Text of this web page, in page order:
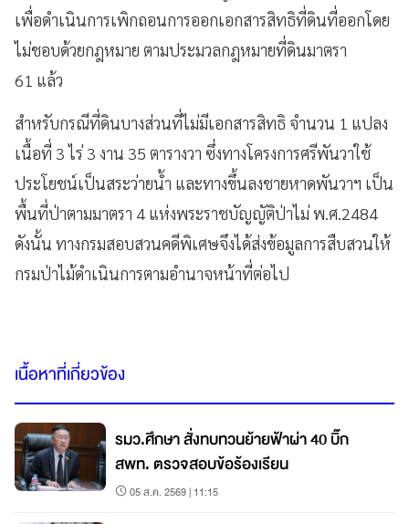
เพื่อดำเนินการเพิกถอนการออกเอกสารสิทธิที่ดินที่ออกโดย
ไม่ชอบด้วยกฎหมาย ตามประมวลกฎหมายที่ดินมาตรา
61 แล้ว
สำหรับกรณีที่ดินบางส่วนที่ไม่มีเอกสารสิทธิ จำนวน 1 แปลง
เนื้อที่ 3 ไร่ 3 งาน 35 ตารางวา ซึ่งทางโครงการศรีพันวาใช้
ประโยชน์เป็นสระว่ายน้ำ และทางขึ้นลงชายหาดพันวาฯ เป็น
พื้นที่ป่าตามมาตรา 4 แห่งพระราชบัญญัติป่าไม่ พ.ศ.2484
ดังนั้น ทางกรมสอบสวนคดีพิเศษจึงได้ส่งข้อมูลการสืบสวนให้
กรมป่าไม้ดำเนินการตามอำนาจหน้าที่ต่อไป
เนื้อหาที่เกี่ยวข้อง
รมว.ศึกษา สั่งทบทวนย้ายฟ้าผ่า 40 บิ๊ก
สพท. ตรวจสอบข้อร้องเรียน
05 ส.ค. 2569 | 11:15